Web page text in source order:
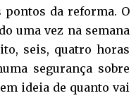
da reforma. O
uma vez na semana
seis, quatro horas
segurança sobre
ideia de quanto vai